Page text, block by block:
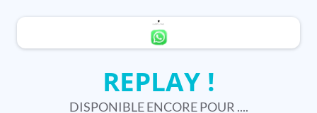
REPLAY !
DISPONIBLE ENCORE POUR ....